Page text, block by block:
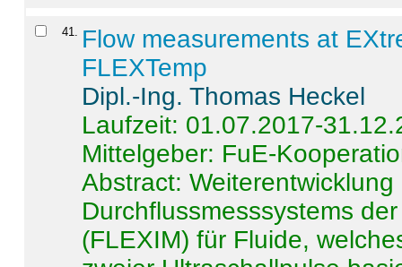
41. Flow measurements at
FLEXTemp
Dipl.-Ing. Thomas Heckel
Laufzeit: 01.07.2017-
Mittelgeber: FuE-
Abstract:
Durchflussmesssystems
(FLEXIM) für Fluide,